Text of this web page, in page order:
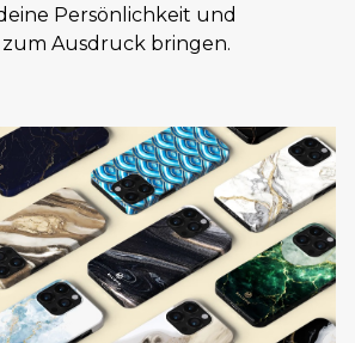
Persönlichkeit und
Ausdruck bringen.